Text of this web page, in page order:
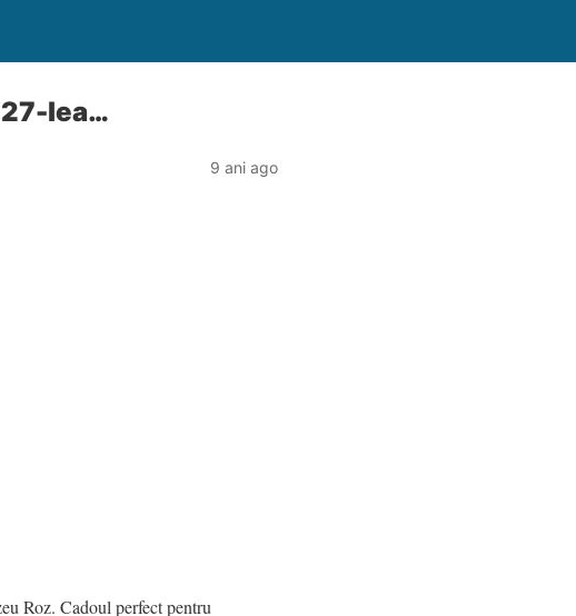
27-lea…
9 ani ago
Roz. Cadoul perfect pentru